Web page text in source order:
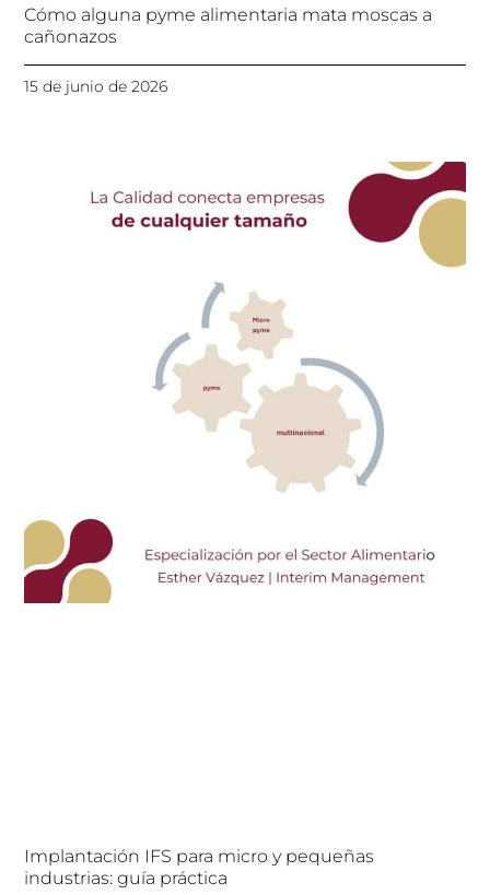
Cómo alguna pyme alimentaria mata moscas a
cañonazos
15 de junio de 2026
Implantación IFS para micro y pequeñas
industrias: guía práctica